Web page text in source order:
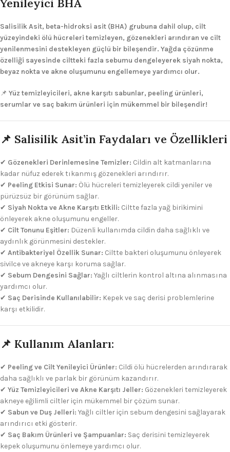
Yenileyici BHA
Salisilik Asit, beta-hidroksi asit (BHA) grubuna dahil olup, cilt
yüzeyindeki ölü hücreleri temizleyen, gözenekleri arındıran ve cilt
yenilenmesini destekleyen güçlü bir bileşendir. Yağda çözünme
özelliği sayesinde ciltteki fazla sebumu dengeleyerek siyah nokta,
beyaz nokta ve akne oluşumunu engellemeye yardımcı olur.
📌 Yüz temizleyicileri, akne karşıtı sabunlar, peeling ürünleri,
serumlar ve saç bakım ürünleri için mükemmel bir bileşendir!
📌 Salisilik Asit’in Faydaları ve Özellikleri
✔ Gözenekleri Derinlemesine Temizler: Cildin alt katmanlarına
kadar nüfuz ederek tıkanmış gözenekleri arındırır.
✔ Peeling Etkisi Sunar: Ölü hücreleri temizleyerek cildi yeniler ve
pürüzsüz bir görünüm sağlar.
✔ Siyah Nokta ve Akne Karşıtı Etkili: Ciltte fazla yağ birikimini
önleyerek akne oluşumunu engeller.
✔ Cilt Tonunu Eşitler: Düzenli kullanımda cildin daha sağlıklı ve
aydınlık görünmesini destekler.
✔ Antibakteriyel Özellik Sunar: Ciltte bakteri oluşumunu önleyerek
sivilce ve akneye karşı koruma sağlar.
✔ Sebum Dengesini Sağlar: Yağlı ciltlerin kontrol altına alınmasına
yardımcı olur.
✔ Saç Derisinde Kullanılabilir: Kepek ve saç derisi problemlerine
karşı etkilidir.
📌 Kullanım Alanları:
✔ Peeling ve Cilt Yenileyici Ürünler: Cildi ölü hücrelerden arındırarak
daha sağlıklı ve parlak bir görünüm kazandırır.
✔ Yüz Temizleyicileri ve Akne Karşıtı Jeller: Gözenekleri temizleyerek
akneye eğilimli ciltler için mükemmel bir çözüm sunar.
✔ Sabun ve Duş Jelleri: Yağlı ciltler için sebum dengesini sağlayarak
arındırıcı etki gösterir.
✔ Saç Bakım Ürünleri ve Şampuanlar: Saç derisini temizleyerek
kepek oluşumunu önlemeye yardımcı olur.